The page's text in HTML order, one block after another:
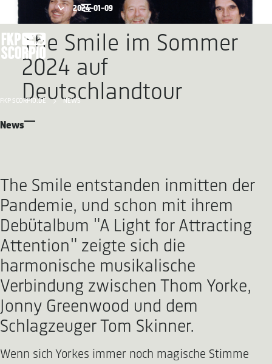
FKP SCORPIO.DE NEWS
2024-01-09
The Smile im Sommer
2024 auf
Deutschlandtour
News
The Smile entstanden inmitten der
Pandemie, und schon mit ihrem
Debütalbum "A Light for Attracting
Attention" zeigte sich die
harmonische musikalische
Verbindung zwischen Thom Yorke,
Jonny Greenwood und dem
Schlagzeuger Tom Skinner.
Wenn sich Yorkes immer noch magische Stimme